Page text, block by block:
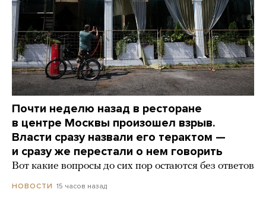
Почти неделю назад в ресторане
в центре Москвы произошел взрыв.
Власти сразу назвали его терактом —
и сразу же перестали о нем говорить
Вот какие вопросы до сих пор остаются без ответов
НОВОСТИ 15 часов назад